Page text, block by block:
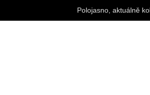
Polojasno, aktuálně